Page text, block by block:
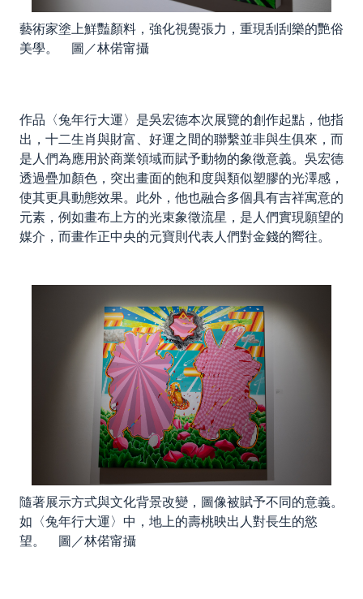
藝術家塗上鮮豔顏料，強化視覺張力，重現刮刮樂的艷俗
美學。 圖／林偌甯攝
作品〈兔年行大運〉是吳宏德本次展覽的創作起點，他指
出，十二生肖與財富、好運之間的聯繫並非與生俱來，而
是人們為應用於商業領域而賦予動物的象徵意義。吳宏德
透過疊加顏色，突出畫面的飽和度與類似塑膠的光澤感，
使其更具動態效果。此外，他也融合多個具有吉祥寓意的
元素，例如畫布上方的光束象徵流星，是人們實現願望的
媒介，而畫作正中央的元寶則代表人們對金錢的嚮往。
隨著展示方式與文化背景改變，圖像被賦予不同的意義。
如〈兔年行大運〉中，地上的壽桃映出人對長生的慾
望。 圖／林偌甯攝